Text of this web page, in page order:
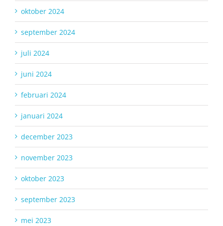
oktober 2024
september 2024
juli 2024
juni 2024
februari 2024
januari 2024
december 2023
november 2023
oktober 2023
september 2023
mei 2023